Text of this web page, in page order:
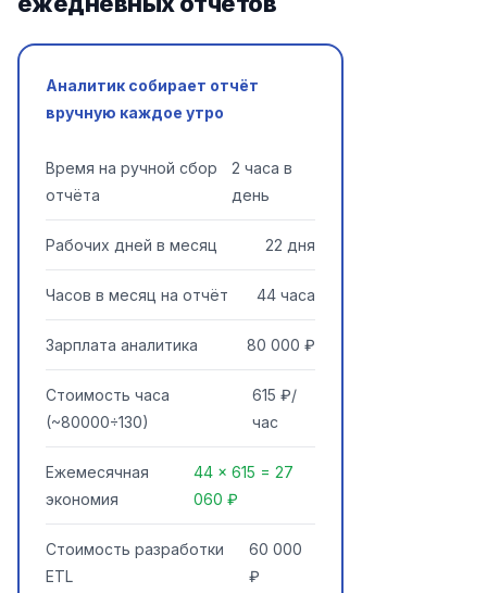
Аналитик собирает отчёт
вручную каждое утро
Время на ручной сбор
отчёта
2 часа в
день
Рабочих дней в месяц 22 дня
Часов в месяц на отчёт 44 часа
Зарплата аналитика 80 000 ₽
Стоимость часа
(~80000÷130)
615 ₽/
час
Ежемесячная
экономия
44 × 615 = 27
060 ₽
Стоимость разработки
ETL
60 000
₽